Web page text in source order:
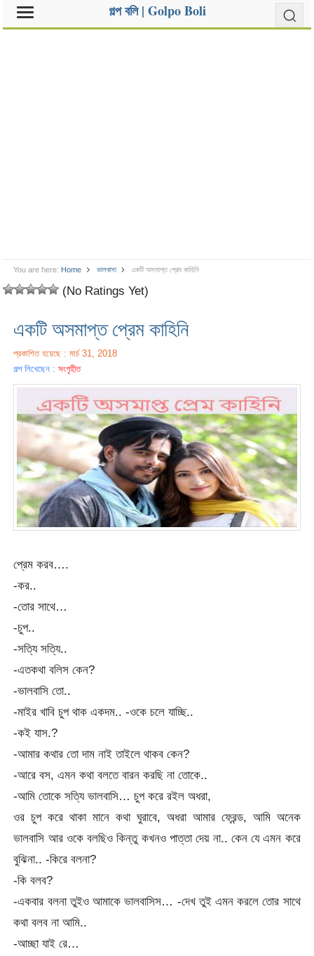
গল্প বলি | Golpo Boli
You are here: Home ভালবাসা একটি অসমাপ্ত প্রেম কাহিনি
(No Ratings Yet)
একটি অসমাপ্ত প্রেম কাহিনি
প্রকাশিত হয়েছে : মার্চ 31, 2018
গল্প লিখেছেন :সংগৃহীত
প্রেম করব….
-কর..
-তোর সাথে…
-চুপ..
-সত্যি সত্যি..
-এতকথা বলিস কেন?
-ভালবাসি তো..
-মাইর খাবি চুপ থাক একদম.. -ওকে চলে যাচ্ছি..
-কই যাস.?
-আমার কথার তো দাম নাই তাইলে থাকব কেন?
-আরে বস, এমন কথা বলতে বারন করছি না তোকে..
-আমি তোকে সত্যি ভালবাসি… চুপ করে রইল অধরা,
ওর চুপ করে থাকা মানে কথা ঘুরাবে, অধরা আমার ফ্রেন্ড, আমি অনেক
ভালবাসি আর ওকে বলছিও কিন্তু কখনও পাত্তা দেয় না.. কেন যে এমন করে
বুঝিনা.. -কিরে বলনা?
-কি বলব?
-একবার বলনা তুইও আমাকে ভালবাসিস… -দেখ তুই এমন করলে তোর সাথে
কথা বলব না আমি..
-আচ্ছা যাই রে…